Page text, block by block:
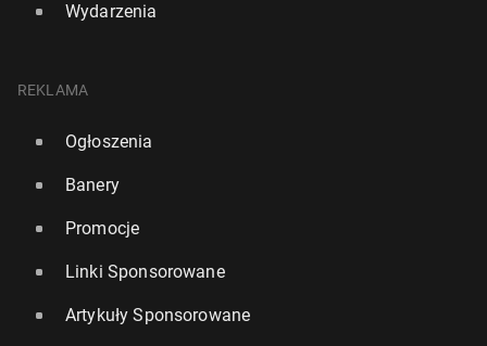
Wydarzenia
REKLAMA
Ogłoszenia
Banery
Promocje
Linki Sponsorowane
Artykuły Sponsorowane